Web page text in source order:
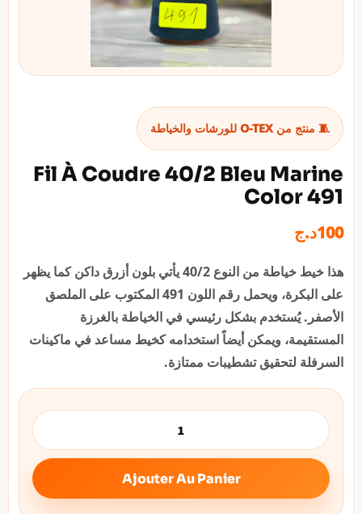
🧵 منتج من O-TEX للورشات والخياطة
Fil À Coudre 40/2 Bleu Marine
Color 491
100د.ج
هذا خيط خياطة من النوع 40/2 يأتي بلون أزرق داكن كما يظهر
على البكرة، ويحمل رقم اللون 491 المكتوب على الملصق
الأصفر. يُستخدم بشكل رئيسي في الخياطة بالغرزة
المستقيمة، ويمكن أيضاً استخدامه كخيط مساعد في ماكينات
السرفلة لتحقيق تشطيبات ممتازة.
Ajouter Au Panier